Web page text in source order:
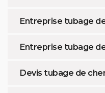
Entreprise tubage
Entreprise tubage
Devis tubage de